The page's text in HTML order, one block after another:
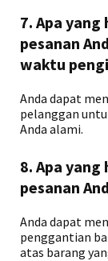
7. Apa
pesanan
waktu
Anda dapat
pelanggan
Anda alami.
8. Apa
pesanan
Anda dapat
penggantian
atas barang